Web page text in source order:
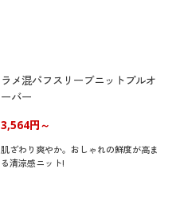
ラメ混パフスリーブニットプルオ
ーバー
3,564円～
肌ざわり爽やか。おしゃれの鮮度が高ま
る清涼感ニット!